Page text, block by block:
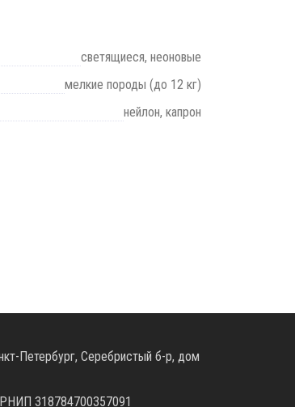
светящиеся, неоновые
мелкие породы (до 12 кг)
нейлон, капрон
Петербург, Серебристый б-р, дом
318784700357091